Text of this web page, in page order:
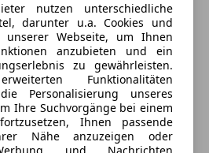
geteilt umklappbar
2013
,
nutzen unterschiedliche
darunter u.a. Cookies und
Webseite, um Ihnen
anzubieten und ein
zu gewährleisten.
Funktionalitäten
Personalisierung unseres
Ihre Suchvorgänge bei einem
Ihnen passende
Nähe anzuzeigen oder